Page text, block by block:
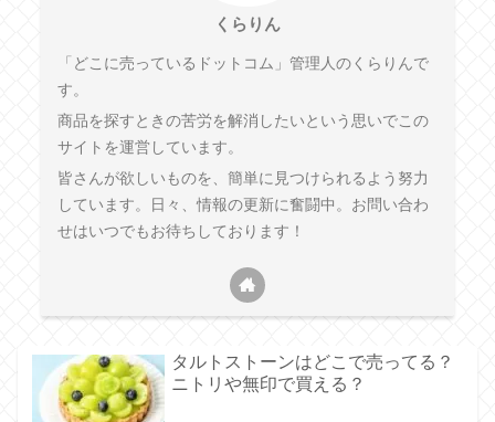
くらりん
「どこに売っているドットコム」管理人のくらりんで
す。
商品を探すときの苦労を解消したいという思いでこの
サイトを運営しています。
皆さんが欲しいものを、簡単に見つけられるよう努力
しています。日々、情報の更新に奮闘中。お問い合わ
せはいつでもお待ちしております！
タルトストーンはどこで売ってる？
ニトリや無印で買える？